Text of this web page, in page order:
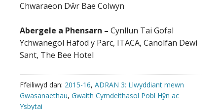
Chwaraeon Dŵr Bae Colwyn
Abergele a Phensarn – Cynllun Tai Gofal
Ychwanegol Hafod y Parc, ITACA, Canolfan Dewi
Sant, The Bee Hotel
Ffeiliwyd dan: 2015-16, ADRAN 3: Llwyddiant mewn
Gwasanaethau, Gwaith Cymdeithasol Pobl Hŷn ac
Ysbytai